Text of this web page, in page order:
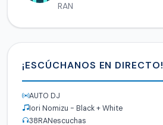
RAN
¡ESCÚCHANOS EN DIRECTO!
AUTO DJ
Iori Nomizu - Black + White
38RANescuchas